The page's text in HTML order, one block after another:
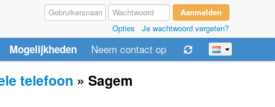
Opties Je wachtwoord vergeten?
Mogelijkheden Neem contact op
telefoon » Sagem